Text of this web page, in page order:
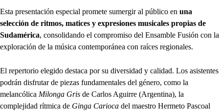
Esta presentación especial promete sumergir al público en una
selección de ritmos, matices y expresiones musicales propias de
Sudamérica, consolidando el compromiso del Ensamble Fusión con la
exploración de la música contemporánea con raíces regionales.
El repertorio elegido destaca por su diversidad y calidad. Los asistentes
podrán disfrutar de piezas fundamentales del género, como la
melancólica Milonga Gris de Carlos Aguirre (Argentina), la
complejidad rítmica de Ginga Carioca del maestro Hermeto Pascoal